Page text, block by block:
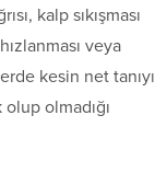
kalp sıkışması
veya
kesin net tanıyı
olmadığı